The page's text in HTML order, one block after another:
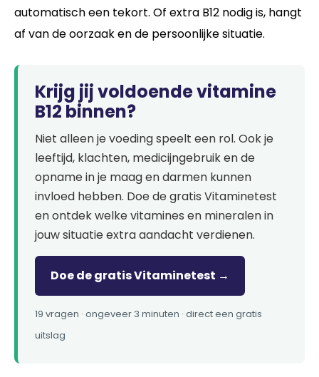
automatisch een tekort. Of extra B12 nodig is, hangt
af van de oorzaak en de persoonlijke situatie.
Krijg jij voldoende vitamine
B12 binnen?
Niet alleen je voeding speelt een rol. Ook je
leeftijd, klachten, medicijngebruik en de
opname in je maag en darmen kunnen
invloed hebben. Doe de gratis Vitaminetest
en ontdek welke vitamines en mineralen in
jouw situatie extra aandacht verdienen.
Doe de gratis Vitaminetest →
19 vragen · ongeveer 3 minuten · direct een gratis
uitslag